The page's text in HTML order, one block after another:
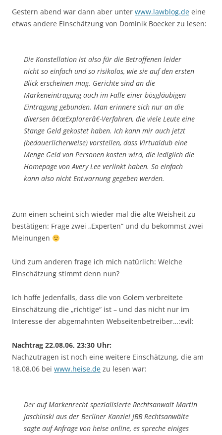
Gestern abend war dann aber unter www.lawblog.de eine
etwas andere Einschätzung von Dominik Boecker zu lesen:
Die Konstellation ist also für die Betroffenen leider
nicht so einfach und so risikolos, wie sie auf den ersten
Blick erscheinen mag. Gerichte sind an die
Markeneintragung auch im Falle einer bösgläubigen
Eintragung gebunden. Man erinnere sich nur an die
diversen â€œExplorerâ€-Verfahren, die viele Leute eine
Stange Geld gekostet haben. Ich kann mir auch jetzt
(bedauerlicherweise) vorstellen, dass Virtualdub eine
Menge Geld von Personen kosten wird, die lediglich die
Homepage von Avery Lee verlinkt haben. So einfach
kann also nicht Entwarnung gegeben werden.
Zum einen scheint sich wieder mal die alte Weisheit zu
bestätigen: Frage zwei „Experten“ und du bekommst zwei
Meinungen
Und zum anderen frage ich mich natürlich: Welche
Einschätzung stimmt denn nun?
Ich hoffe jedenfalls, dass die von Golem verbreitete
Einschätzung die „richtige“ ist – und das nicht nur im
Interesse der abgemahnten Webseitenbetreiber…:evil:
Nachtrag 22.08.06, 23:30 Uhr:
Nachzutragen ist noch eine weitere Einschätzung, die am
18.08.06 bei www.heise.de zu lesen war:
Der auf Markenrecht spezialisierte Rechtsanwalt Martin
Jaschinski aus der Berliner Kanzlei JBB Rechtsanwälte
sagte auf Anfrage von heise online, es spreche einiges